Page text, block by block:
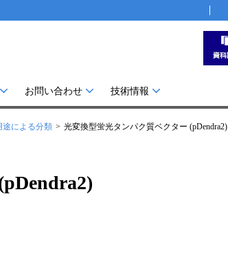
お問い合わせ 技術情報
途による分類 光変換型蛍光タンパク質ベクター (pDendra2)